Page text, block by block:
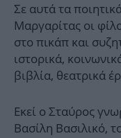
Σε αυτά τα
Μαργαρίτας οι
στο πικάπ και
ιστορικά,
βιβλία, θεατρικά
Εκεί ο Σταύρος
Βασίλη Βασιλικό,